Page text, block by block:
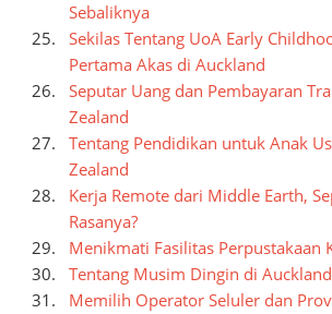
Sebaliknya
Sekilas Tentang UoA Early
Pertama Akas di Auckland
Seputar Uang dan Pembayaran
Zealand
Tentang Pendidikan untuk Anak
Zealand
Kerja Remote dari Middle Earth,
Rasanya?
Menikmati Fasilitas Perpustakaan
Tentang Musim Dingin di Auckland
Memilih Operator Seluler dan